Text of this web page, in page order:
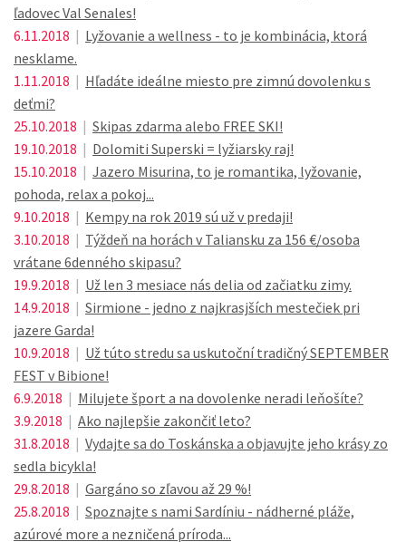
ľadovec Val Senales!
6.11.2018 | Lyžovanie a wellness - to je kombinácia, ktorá
nesklame.
1.11.2018 | Hľadáte ideálne miesto pre zimnú dovolenku s
deťmi?
25.10.2018 | Skipas zdarma alebo FREE SKI!
19.10.2018 | Dolomiti Superski = lyžiarsky raj!
15.10.2018 | Jazero Misurina, to je romantika, lyžovanie,
pohoda, relax a pokoj...
9.10.2018 | Kempy na rok 2019 sú už v predaji!
3.10.2018 | Týždeň na horách v Taliansku za 156 €/osoba
vrátane 6denného skipasu?
19.9.2018 | Už len 3 mesiace nás delia od začiatku zimy.
14.9.2018 | Sirmione - jedno z najkrasjších mestečiek pri
jazere Garda!
10.9.2018 | Už túto stredu sa uskutoční tradičný SEPTEMBER
FEST v Bibione!
6.9.2018 | Milujete šport a na dovolenke neradi leňošíte?
3.9.2018 | Ako najlepšie zakončiť leto?
31.8.2018 | Vydajte sa do Toskánska a objavujte jeho krásy zo
sedla bicykla!
29.8.2018 | Gargáno so zľavou až 29 %!
25.8.2018 | Spoznajte s nami Sardíniu - nádherné pláže,
azúrové more a nezničená príroda...